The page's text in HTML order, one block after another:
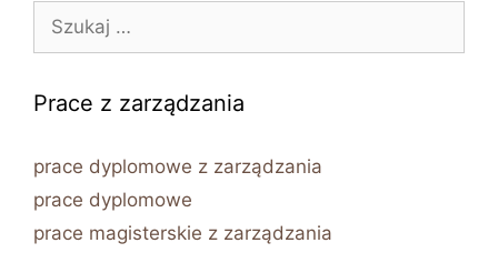
Prace z zarządzania
prace dyplomowe z zarządzania
prace dyplomowe
prace magisterskie z zarządzania